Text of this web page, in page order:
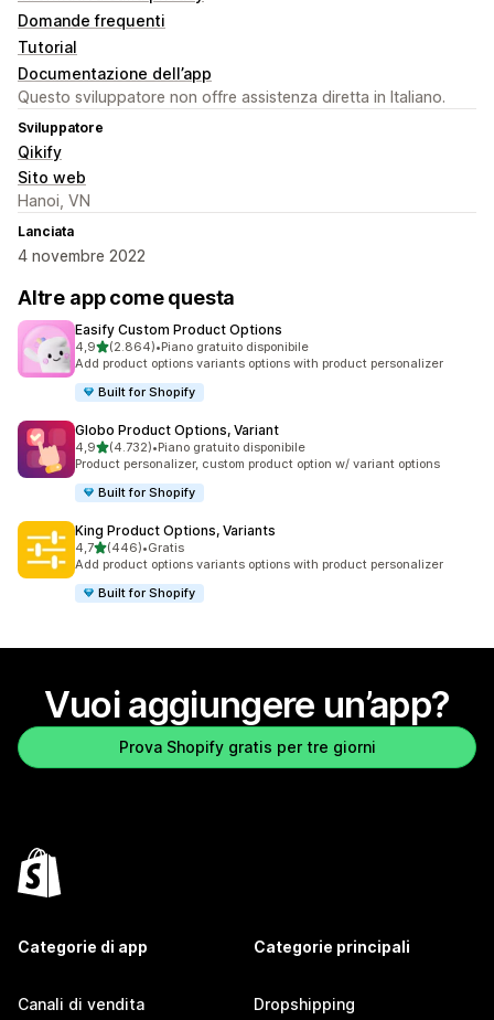
Domande frequenti
Tutorial
Documentazione dell’app
Questo sviluppatore non offre assistenza diretta in Italiano.
Sviluppatore
Qikify
Sito web
Hanoi, VN
Lanciata
4 novembre 2022
Altre app come questa
Easify Custom Product Options
4,9stelle su 5
(2.864)
2864 recensioni totali
•Piano gratuito disponibile
Add product options variants options with product personalizer
Built for Shopify
Globo Product Options, Variant
4,9stelle su 5
(4.732)
4732 recensioni totali
•Piano gratuito disponibile
Product personalizer, custom product option w/ variant options
Built for Shopify
King Product Options, Variants
4,7stelle su 5
(446)
446 recensioni totali
•Gratis
Add product options variants options with product personalizer
Built for Shopify
Vuoi aggiungere un’app?
Prova Shopify gratis per tre giorni
Categorie di app
Canali di vendita
Categorie principali
Dropshipping